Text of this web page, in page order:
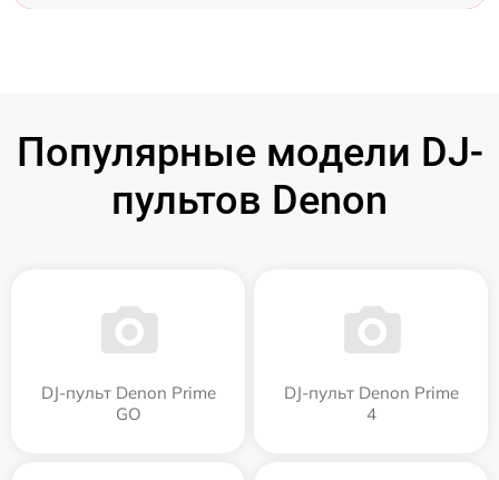
Популярные модели DJ-
пультов Denon
DJ-пульт Denon Prime
GO
DJ-пульт Denon Prime
4